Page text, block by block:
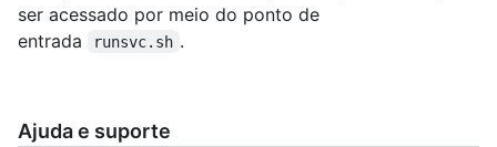
ser acessado por meio do ponto de
entrada
runsvc.sh .
Ajuda e suporte